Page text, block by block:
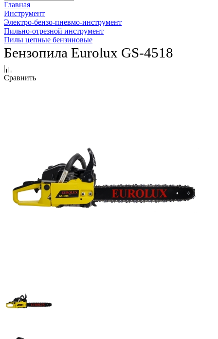
Главная
Инструмент
Электро-бензо-пневмо-инструмент
Пильно-отрезной инструмент
Пилы цепные бензиновые
Бензопила Eurolux GS-4518
Сравнить